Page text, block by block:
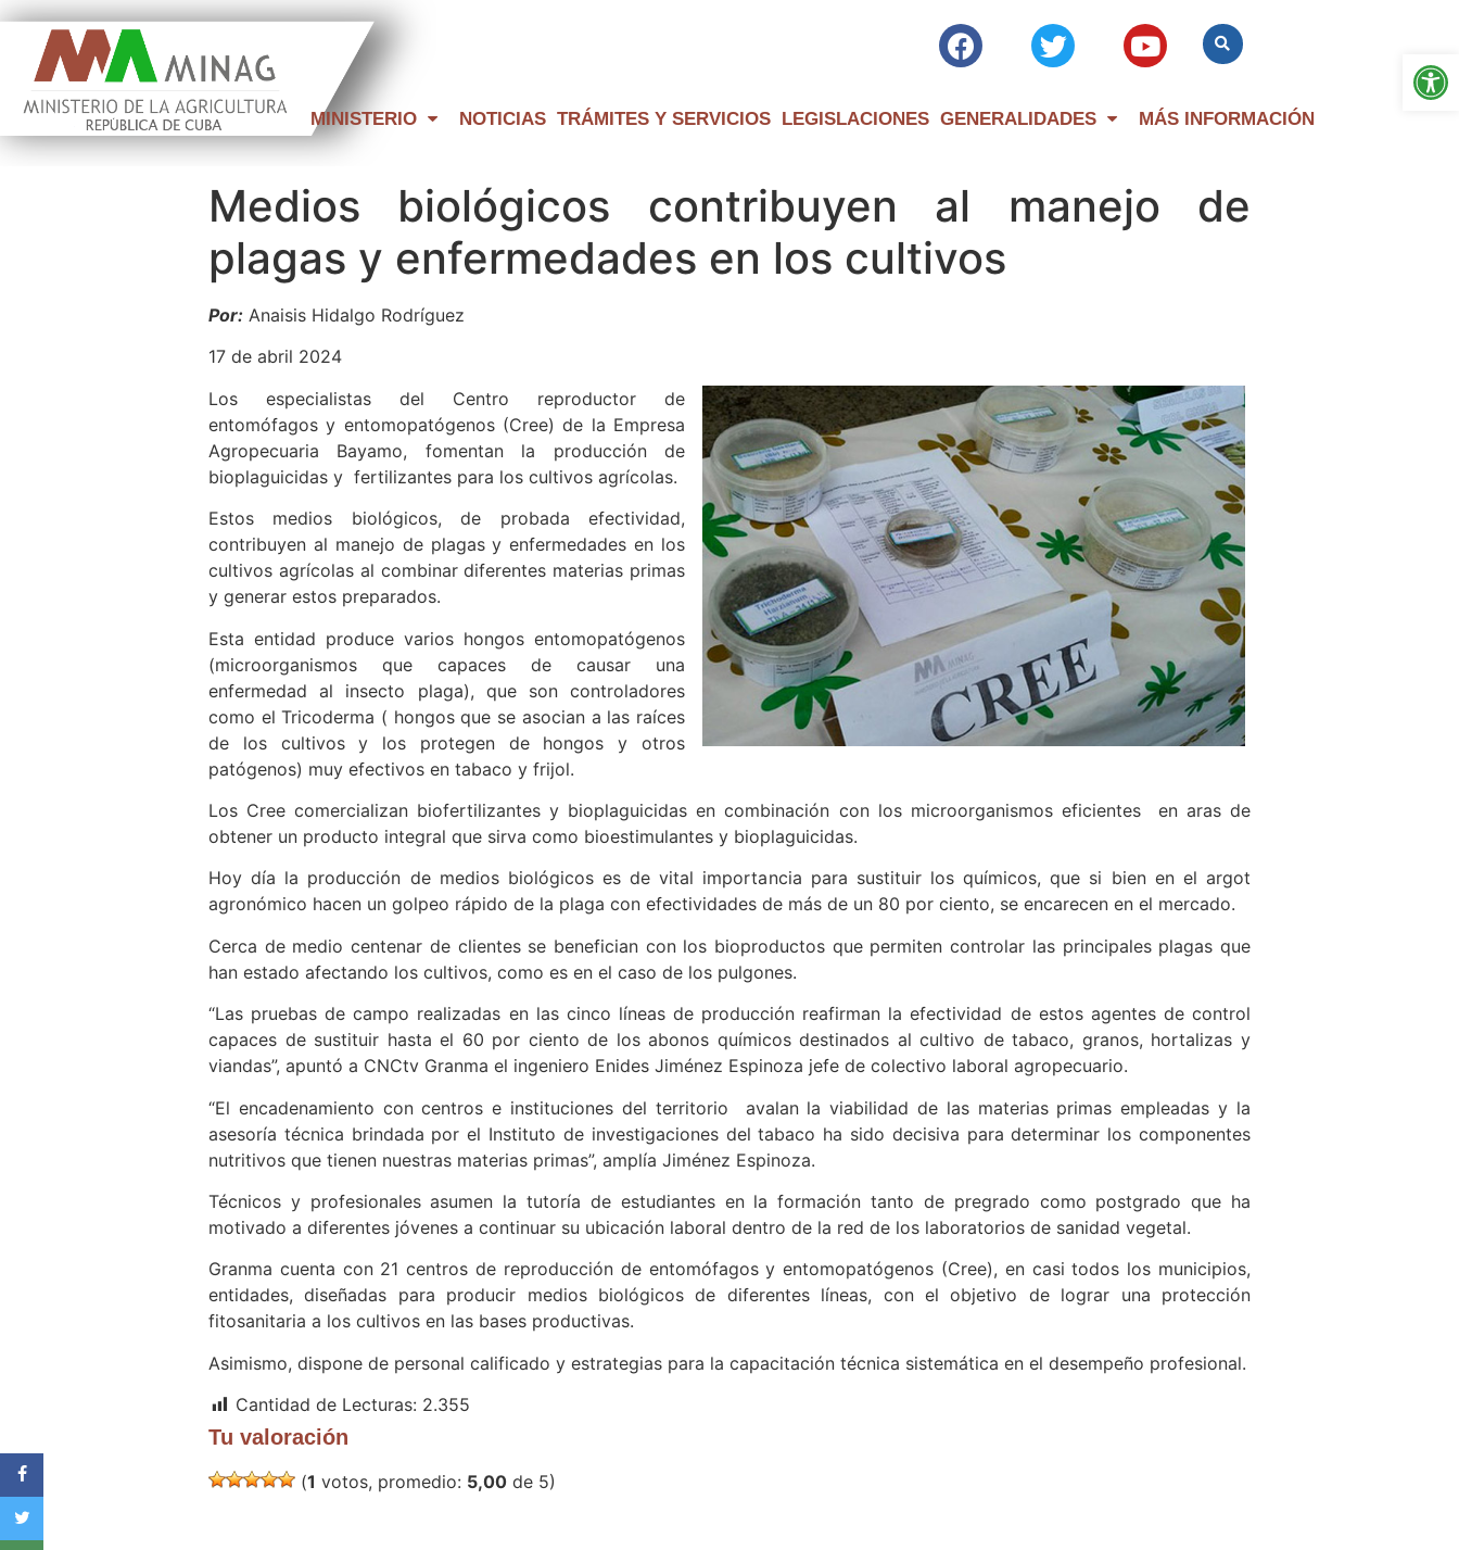
MINISTERIO NOTICIAS TRÁMITES Y SERVICIOS LEGISLACIONES GENERALIDADES MÁS INFORMACIÓN
Medios biológicos contribuyen al manejo de
plagas y enfermedades en los cultivos
Por: Anaisis Hidalgo Rodríguez
17 de abril 2024
Los especialistas del Centro reproductor de
entomófagos y entomopatógenos (Cree) de la Empresa
Agropecuaria Bayamo, fomentan la producción de
bioplaguicidas y fertilizantes para los cultivos agrícolas.
Estos medios biológicos, de probada efectividad,
contribuyen al manejo de plagas y enfermedades en los
cultivos agrícolas al combinar diferentes materias primas
y generar estos preparados.
Esta entidad produce varios hongos entomopatógenos
(microorganismos que capaces de causar una
enfermedad al insecto plaga), que son controladores
como el Tricoderma ( hongos que se asocian a las raíces
de los cultivos y los protegen de hongos y otros
patógenos) muy efectivos en tabaco y frijol.
Los Cree comercializan biofertilizantes y bioplaguicidas en combinación con los microorganismos eficientes en aras de
obtener un producto integral que sirva como bioestimulantes y bioplaguicidas.
Hoy día la producción de medios biológicos es de vital importancia para sustituir los químicos, que si bien en el argot
agronómico hacen un golpeo rápido de la plaga con efectividades de más de un 80 por ciento, se encarecen en el mercado.
Cerca de medio centenar de clientes se benefician con los bioproductos que permiten controlar las principales plagas que
han estado afectando los cultivos, como es en el caso de los pulgones.
“Las pruebas de campo realizadas en las cinco líneas de producción reafirman la efectividad de estos agentes de control
capaces de sustituir hasta el 60 por ciento de los abonos químicos destinados al cultivo de tabaco, granos, hortalizas y
viandas”, apuntó a CNCtv Granma el ingeniero Enides Jiménez Espinoza jefe de colectivo laboral agropecuario.
“El encadenamiento con centros e instituciones del territorio avalan la viabilidad de las materias primas empleadas y la
asesoría técnica brindada por el Instituto de investigaciones del tabaco ha sido decisiva para determinar los componentes
nutritivos que tienen nuestras materias primas”, amplía Jiménez Espinoza.
Técnicos y profesionales asumen la tutoría de estudiantes en la formación tanto de pregrado como postgrado que ha
motivado a diferentes jóvenes a continuar su ubicación laboral dentro de la red de los laboratorios de sanidad vegetal.
Granma cuenta con 21 centros de reproducción de entomófagos y entomopatógenos (Cree), en casi todos los municipios,
entidades, diseñadas para producir medios biológicos de diferentes líneas, con el objetivo de lograr una protección
fitosanitaria a los cultivos en las bases productivas.
Asimismo, dispone de personal calificado y estrategias para la capacitación técnica sistemática en el desempeño profesional.
Cantidad de Lecturas: 2.355
Tu valoración
(1 votos, promedio: 5,00 de 5)